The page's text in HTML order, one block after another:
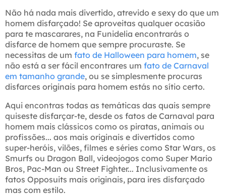
Não há nada mais divertido, atrevido e sexy do que um
homem disfarçado! Se aproveitas qualquer ocasião
para te mascarares, na Funidelia encontrarás o
disfarce de homem que sempre procuraste. Se
necessitas de um fato de Halloween para homem, se
não está a ser fácil encontrares um fato de Carnaval
em tamanho grande, ou se simplesmente procuras
disfarces originais para homem estás no sítio certo.
Aqui encontras todas as temáticas das quais sempre
quiseste disfarçar-te, desde os fatos de Carnaval para
homem mais clássicos como os piratas, animais ou
profissões... aos mais originais e divertidos como
super-heróis, vilões, filmes e séries como Star Wars, os
Smurfs ou Dragon Ball, videojogos como Super Mario
Bros, Pac-Man ou Street Fighter... Inclusivamente os
fatos Opposuits mais originais, para ires disfarçado
mas com estilo.